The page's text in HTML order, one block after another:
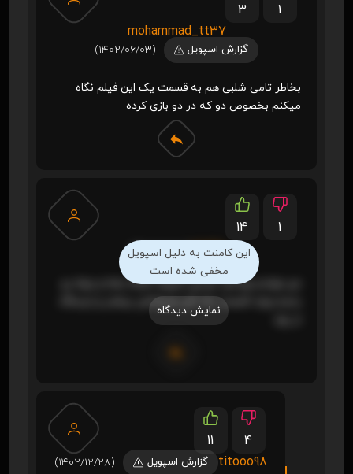
3
1
mohammad_tt37
گزارش اسپویل (1402/06/03)
بخاطر تامی شلبی هم به قسمت یک این فیلم نگاه
میکنم بخصوص دو که در دو بازی کرده
14
1
rozita
(1402/06/02)
این کامنت به دلیل اسپویل
مخفی شده است
نمایش دیدگاه
من موندم چرا باید تو این شرایط حامله بشه و بچه رو
بدنیا بیاره. قسمت یک اش هیجانش بیشتر و ترسناک
11
4
titooo98
گزارش اسپویل (1402/12/28)